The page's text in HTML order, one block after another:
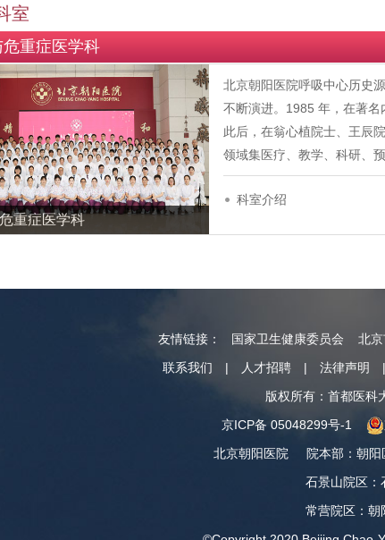
室
重症医学科
重症医学科
北京朝阳医院呼吸中心历史
不断演进。1985 年，在著名
此后，在翁心植院士、王辰
领域集医疗、教学、科研、
科室介绍
友情链接： 国家卫生健康委员会 北
联系我们
| 人才招聘 | 法律声明 |
版权所有：首都医科
京ICP备 05048299号-1
北京朝阳医院
院本部 ： 朝阳
石景山院区 ：
常营院区 ： 朝